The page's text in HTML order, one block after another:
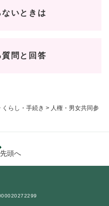
くらし・手続き > 人権・男女共同参
ないときは
質問と回答
頭へ